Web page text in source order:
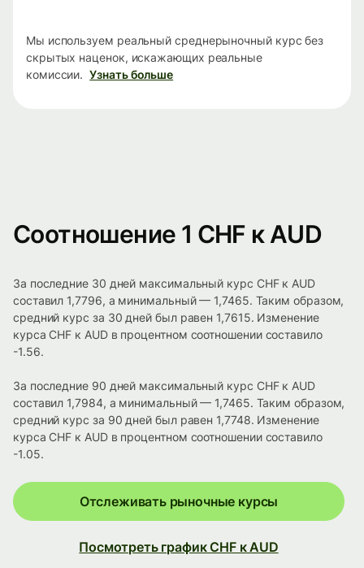
Мы используем реальный среднерыночный курс без
скрытых наценок, искажающих реальные
комиссии. Узнать больше
Соотношение 1 CHF к AUD
За последние 30 дней максимальный курс CHF к AUD
составил 1,7796, а минимальный — 1,7465. Таким образом,
средний курс за 30 дней был равен 1,7615. Изменение
курса CHF к AUD в процентном соотношении составило
-1.56.
За последние 90 дней максимальный курс CHF к AUD
составил 1,7984, а минимальный — 1,7465. Таким образом,
средний курс за 90 дней был равен 1,7748. Изменение
курса CHF к AUD в процентном соотношении составило
-1.05.
Отслеживать рыночные курсы
Посмотреть график CHF к AUD